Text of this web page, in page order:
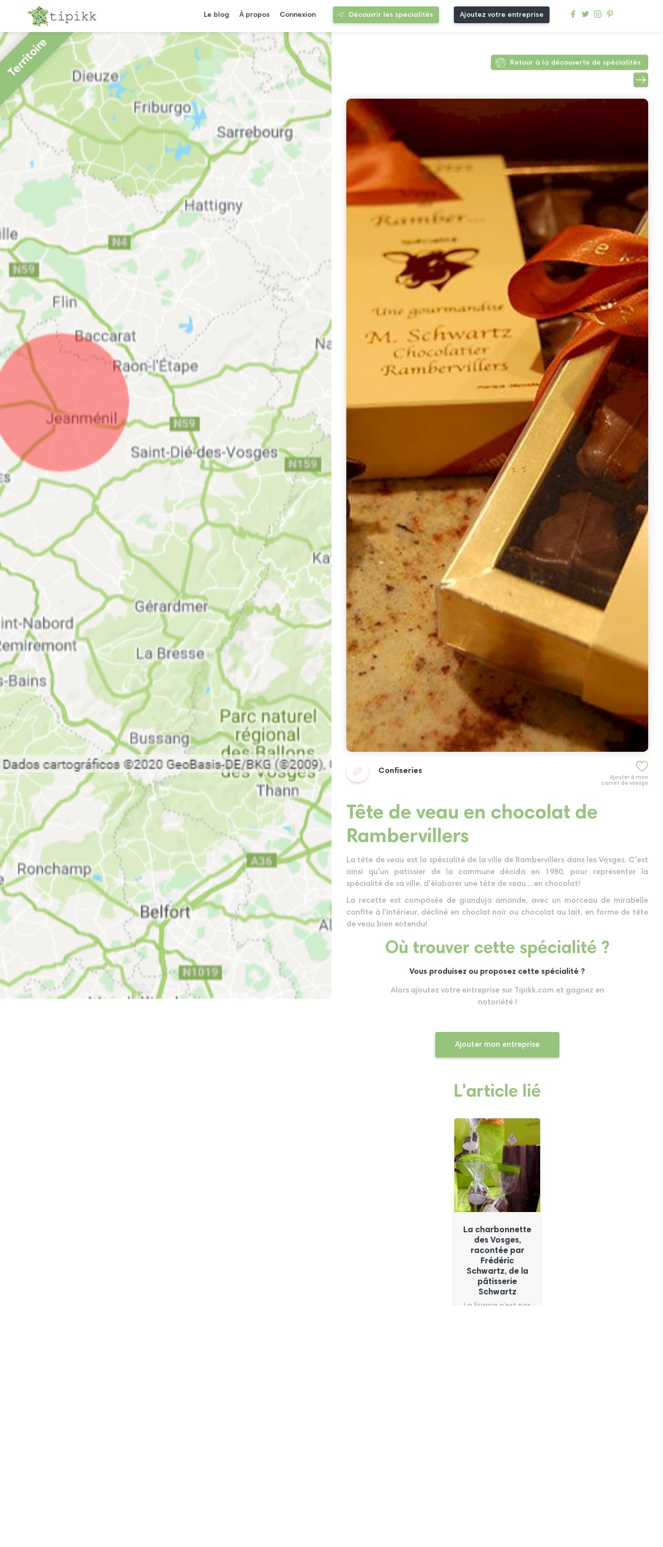
Le blog À propos Connexion Découvrir les specialités Ajoutez votre entreprise
Territoire Retour à la découverte de spécialités
Ajouter à mon
carnet de voyage
Confiseries
Tête de veau en chocolat de
Rambervillers
La tête de veau est la spécialité de la ville de Rambervillers dans les Vosges. C'est
ainsi qu'un patissier de la commune décida en 1980, pour représenter la
spécialité de sa ville, d'élaborer une tête de veau....en chocolat!
La recette est composée de gianduja amande, avec un morceau de mirabelle
confite à l'intérieur, décliné en choclat noir ou chocolat au lait, en forme de tête
de veau bien entendu!
Où trouver cette spécialité ?
Vous produisez ou proposez cette spécialité ?
Alors ajoutez votre entreprise sur Tipikk.com et gagnez en
notoriété !
Ajouter mon entreprise
L'article lié
La charbonnette
des Vosges,
racontée par
Frédéric
Schwartz, de la
pâtisserie
Schwartz
La France n’est pas